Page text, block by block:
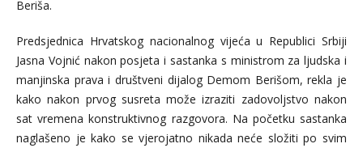
Beriša.
Predsjednica Hrvatskog nacionalnog vijeća u Republici Srbiji
Jasna Vojnić nakon posjeta i sastanka s ministrom za ljudska i
manjinska prava i društveni dijalog Demom Berišom, rekla je
kako nakon prvog susreta može izraziti zadovoljstvo nakon
sat vremena konstruktivnog razgovora. Na početku sastanka
naglašeno je kako se vjerojatno nikada neće složiti po svim